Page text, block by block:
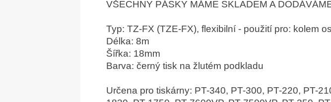
VŠECHNY PÁSKY MÁME SKLADEM A
Typ: TZ-FX (TZE-FX), flexibilní - použití pro: kolem
Délka: 8m
Šířka: 18mm
Barva: černý tisk na žlutém podkladu
Určena pro tiskárny: PT-340, PT-300, PT-220, PT-